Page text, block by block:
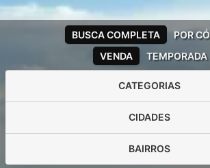
VENDA TEMPORADA
BUSCA COMPLETA POR
CATEGORIAS
CIDADES
BAIRROS